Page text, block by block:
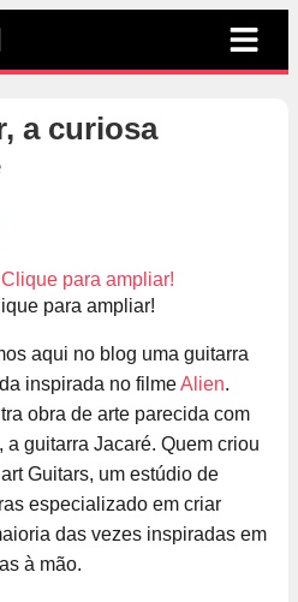
a curiosa
para ampliar!
aqui no blog uma guitarra
inspirada no filmeAlien.
obra de arte parecida com
, a guitarra Jacaré. Quem criou
Guitars, um estúdio de
especializado em criar
das vezes inspiradas em
à mão.